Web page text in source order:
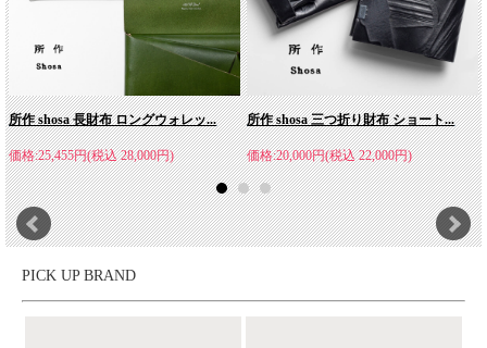
所作 Shosa(ショサ)
兵庫県姫路市で一点ごとに作り上げられる、日本のレザーブラン
ド「所作/ショサ」。結婚式などでお祝いを包む1枚の布「袱紗
（ふくさ）」をモチーフに、贈答品を包む古い様式 「折形」の
折り重なりをデザインに落とし込み、中身を取り出す際の仕草や
動作などの「所作」を 美しくみせるアイテムを展開。この袱紗
り、1枚革を折り紙の様に縫わずに折って仕立てる技法が大きな
特徴です。
所作 shosa 長財布 ロングウォレッ...
価格:25,455円(税込 28,000円)
所作 shosa 三つ折り財布 ショート...
価格:20,000円(税込 22,000円)
PICK UP BRAND